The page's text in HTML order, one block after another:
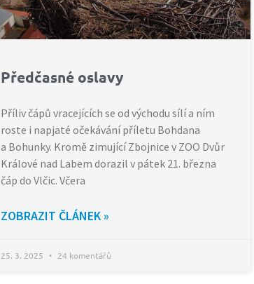
Předčasné oslavy
Příliv čápů vracejících se od východu sílí a ním
roste i napjaté očekávání příletu Bohdana
a Bohunky. Kromě zimující Zbojnice v ZOO Dvůr
Králové nad Labem dorazil v pátek 21. března
čáp do Vlčic. Včera
ZOBRAZIT ČLÁNEK »
25. 3. 2025 24 komentářů